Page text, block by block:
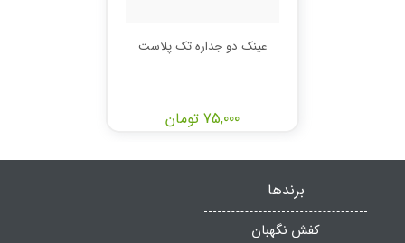
عینک دو جداره تک پلاست
75,000 تومان
برندها
کفش نگهبان